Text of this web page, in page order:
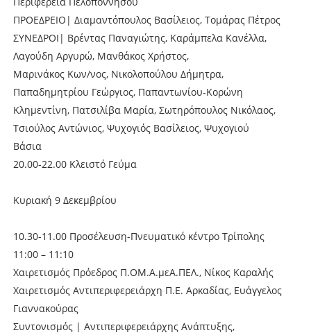
ΠΡΟΕΔΡΕΙΟ| Διαμαντόπουλος Βασίλειος, Τομάρας Πέτρος
ΣΥΝΕΔΡΟΙ| Βρέντας Παναγιώτης, Καράμπελα Κανέλλα,
Λαγούδη Αργυρώ, Μανθάκος Χρήστος,
Μαρινάκος Κων/νος, Νικολοπούλου Δήμητρα,
Παπαδημητρίου Γεώργιος, Παπαντωνίου-Κορώνη
Κλημεντίνη, Πατσιλίβα Μαρία, Σωτηρόπουλος Νικόλαος,
Τσιούλος Αντώνιος, Ψυχογιός Βασίλειος, Ψυχογιού
Βάσια
20.00-22.00 Κλειστό Γεύμα
Κυριακή 9 Δεκεμβρίου
10.30-11.00 Προσέλευση-Πνευματικό κέντρο Τρίπολης
11:00 – 11:10
Χαιρετισμός Πρόεδρος Π.ΟΜ.Α.μεΑ.ΠΕΛ., Νίκος Καραλής
Χαιρετισμός Αντιπεριφερειάρχη Π.Ε. Αρκαδίας, Ευάγγελος
Γιαννακούρας
Συντονισμός | Αντιπεριφερειάρχης Ανάπτυξης,